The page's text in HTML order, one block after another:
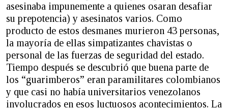
asesinaba impunemente a quienes osaran desafiar
su prepotencia) y asesinatos varios. Como
producto de estos desmanes murieron 43 personas,
la mayoría de ellas simpatizantes chavistas o
personal de las fuerzas de seguridad del estado.
Tiempo después se descubrió que buena parte de
los “guarimberos” eran paramilitares colombianos
y que casi no había universitarios venezolanos
involucrados en esos luctuosos acontecimientos. La